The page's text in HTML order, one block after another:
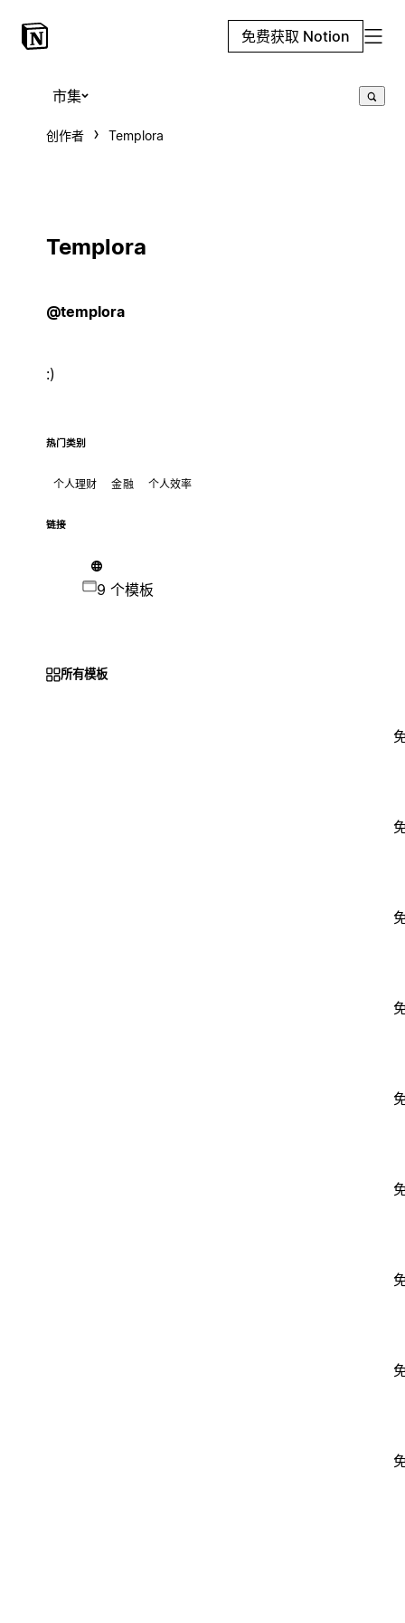
免费获取 Notion
市集
创作者 Templora
Templora
@templora
:)
热门类别
个人理财 金融 个人效率
链接
9 个模板
所有模板